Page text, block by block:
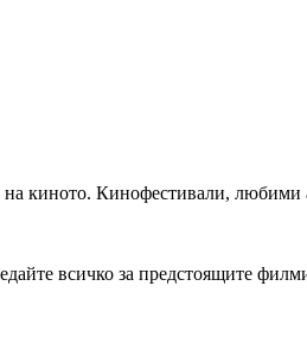
на киното. Кинофестивали,
всичко за предстоящите